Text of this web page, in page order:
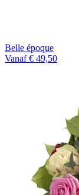
Belle époque
Vanaf € 49,50